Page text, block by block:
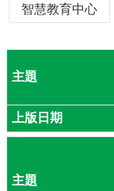
本
生
區
成
智慧教育中心